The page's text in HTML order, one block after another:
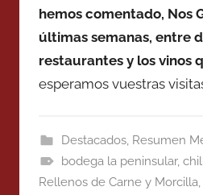
hemos comentado, Nos
últimas semanas, entre
restaurantes y los vinos
esperamos vuestras
Destacados, Resumen
bodega la peninsular,
Rellenos de Carne y Morcilla,